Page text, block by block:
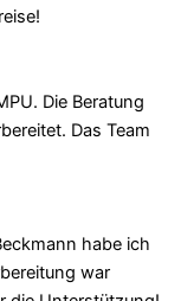
Die Beratung
Das Team
habe ich
war